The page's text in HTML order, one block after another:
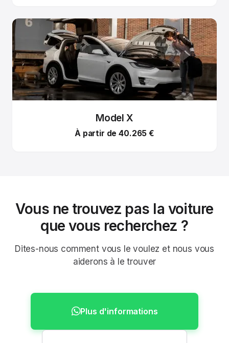
Model X
À partir de 40.265 €
Vous ne trouvez pas la voiture
que vous recherchez ?
Dites-nous comment vous le voulez et nous vous
aiderons à le trouver
Plus d'informations